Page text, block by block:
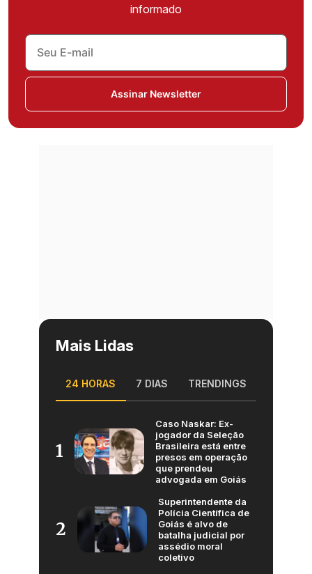
informado
Assinar Newsletter
Mais Lidas
24 HORAS 7 DIAS TRENDINGS
1
Caso Naskar: Ex-
jogador da Seleção
Brasileira está entre
presos em operação
que prendeu
advogada em Goiás
2
Superintendente da
Polícia Científica de
Goiás é alvo de
batalha judicial por
assédio moral
coletivo